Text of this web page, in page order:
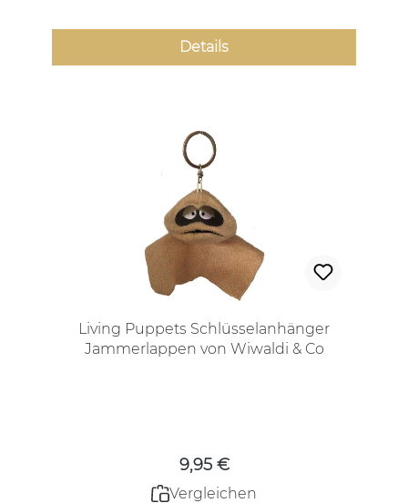
Details
Living Puppets Schlüsselanhänger
Jammerlappen von Wiwaldi & Co
9,95 €
Vergleichen